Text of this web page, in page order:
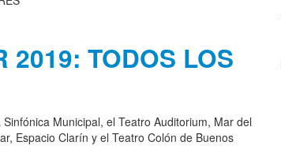
2019: TODOS LOS
Municipal, el Teatro Auditorium, Mar del
Espacio Clarín y el Teatro Colón de Buenos